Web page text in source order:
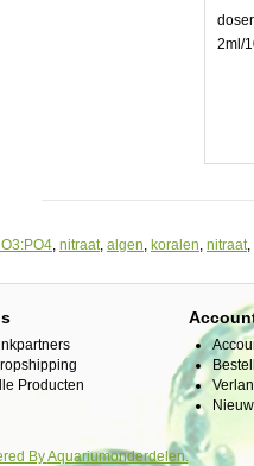
2ml/
, nitraat, algen, koralen, nitraat,
Producten
ByAquariumonderdelen.